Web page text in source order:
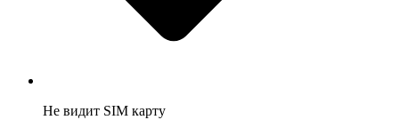
Не видит SIM карту